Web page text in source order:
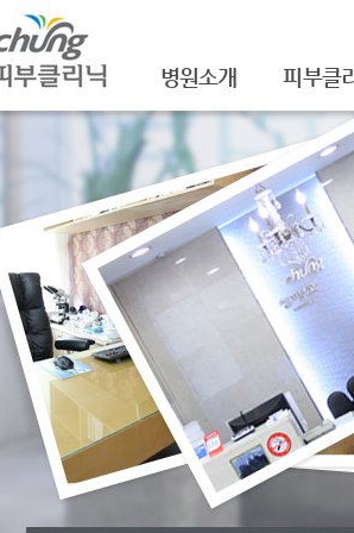
병원소개 피부클
진료안내
레이저장비소개
병원 둘러보기
찾아오시는 길
공지사항
여드름
여드름자
모공
기미/색소
주근깨/잡
점/검버섯
문신제거
피부질환